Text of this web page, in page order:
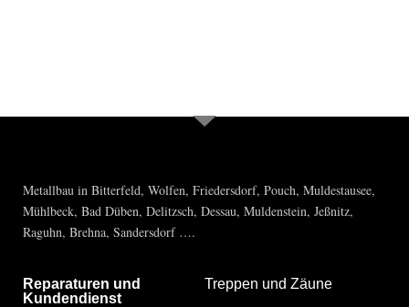
Metallbau in Bitterfeld, Wolfen, Friedersdorf, Pouch, Muldestausee,
Mühlbeck, Bad Düben, Delitzsch, Dessau, Muldenstein, Jeßnitz,
Raguhn, Brehna, Sandersdorf ….
Reparaturen und
Kundendienst
Treppen und Zäune